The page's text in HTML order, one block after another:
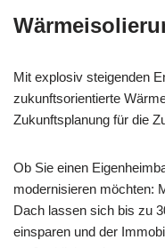
Mit explosiv steigenden
zukunftsorientierte
Zukunftsplanung für die
Ob Sie einen
modernisieren möchten:
Dach lassen sich bis zu
einsparen und der